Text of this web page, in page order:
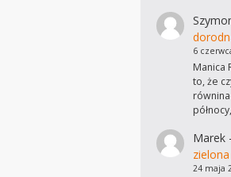
6
Manica
to, że
Marek
zielona
24 maja